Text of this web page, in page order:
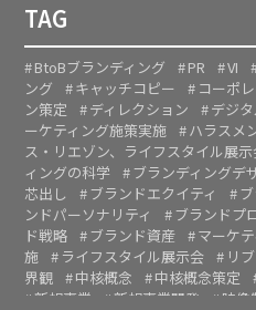
TAG
BtoBブランディング PR VI
ング
キャッチコピー コーポ
ン策定
ディレクション デジ
ーケティング施策実施
ハラスメ
ス・リエゾン、ライフスタイル展
ィングの科学
ブランディングデ
芯出し
ブランドエクイティ
ンドパーソナリティ
ブランドプ
ド戦略
ブランド資産 マーケ
施
ライフスタイル展示会 リ
界観
中核概念 中核概念策定
新規事業
新規事業開発 映像